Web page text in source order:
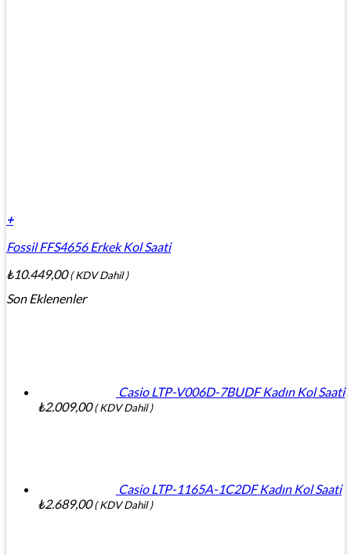
+
Fossil FFS4656 Erkek Kol Saati
₺10.449,00 ( KDV Dahil )
Son Eklenenler
Casio LTP-V006D-7BUDF Kadın Kol Saati
₺2.009,00 ( KDV Dahil )
Casio LTP-1165A-1C2DF Kadın Kol Saati
₺2.689,00 ( KDV Dahil )